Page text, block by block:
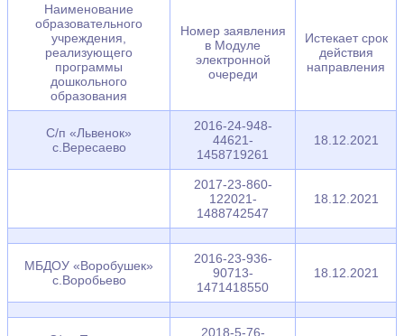
Наименование
образовательного
учреждения,
реализующего
программы
дошкольного
образования
Номер заявления
в Модуле
электронной
очереди
Истекает срок
действия
направления
С/п «Львенок»
с.Вересаево
2016-24-948-
44621-
1458719261
18.12.2021
2017-23-860-
122021-
1488742547
18.12.2021
МБДОУ «Воробушек»
с.Воробьево
2016-23-936-
90713-
1471418550
18.12.2021
2018-5-76-